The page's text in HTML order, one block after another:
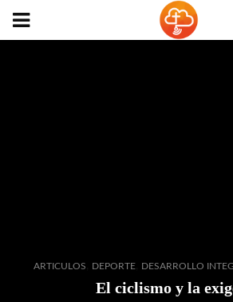
ARTICULOS DEPORTE, DESARROLLO
El ciclismo y la